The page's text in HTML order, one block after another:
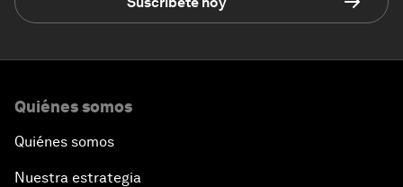
Quiénes somos
Quiénes somos
Nuestra estrategia